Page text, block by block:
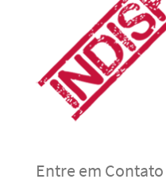
Entre em Contato